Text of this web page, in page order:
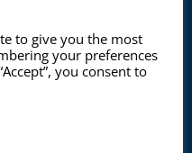
multiplicarea sau
NU este permisă
editarea lor pentru
autorizarea scrisă a
eventualele
a imaginilor
to give you the most
your preferences
you consent to